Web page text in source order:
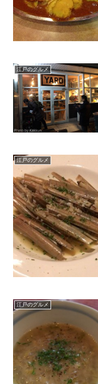
江戸のグルメ
江戸のグルメ
江戸のグルメ